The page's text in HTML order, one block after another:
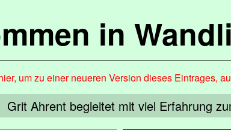
in
um zu einer neueren Version dieses Eintrages,
Grit Ahrent begleitet mit viel Erfahrung